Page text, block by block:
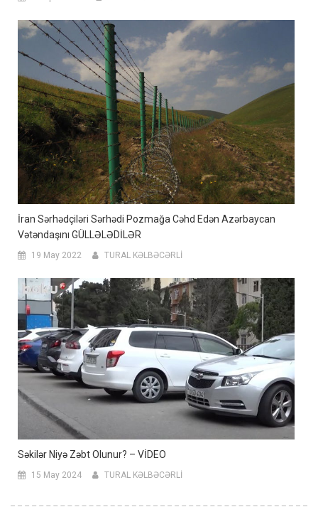
İran Sərhədçiləri Sərhədi Pozmağa Cəhd Edən Azərbaycan
Vətəndaşını GÜLLƏLƏDİLƏR
19 May 2022 TURAL KƏLBƏCƏRLİ
Səkilər Niyə Zəbt Olunur? – VİDEO
15 May 2024 TURAL KƏLBƏCƏRLİ